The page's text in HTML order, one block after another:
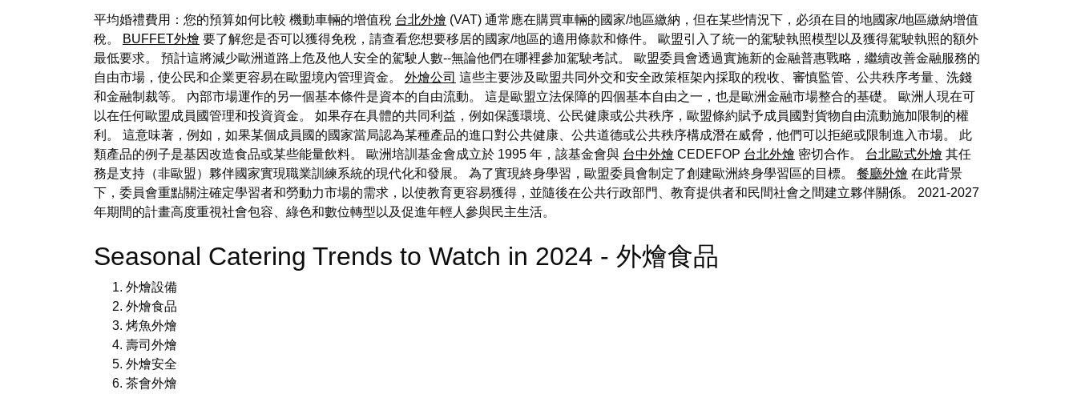
平均婚禮費用：您的預算如何比較 機動車輛的增值稅 台北外燴 (VAT) 通常應在購買車輛的國家/地區繳納，但在某些情況下，必須在目的地國家/地區繳納增值
稅。
BUFFET外燴 要了解您是否可以獲得免稅，請查看您想要移居的國家/地區的適用條款和條件。 歐盟引入了統一的駕駛執照模型以及獲得駕駛執照的額外
最低要求。 預計這將減少歐洲道路上危及他人安全的駕駛人數--無論他們在哪裡參加駕駛考試。 歐盟委員會透過實施新的金融普惠戰略，繼續改善金融服務的
自由市場，使公民和企業更容易在歐盟境內管理資金。 外燴公司 這些主要涉及歐盟共同外交和安全政策框架內採取的稅收、審慎監管、公共秩序考量、洗錢
和金融制裁等。 內部市場運作的另一個基本條件是資本的自由流動。 這是歐盟立法保障的四個基本自由之一，也是歐洲金融市場整合的基礎。 歐洲人現在可
以在任何歐盟成員國管理和投資資金。 如果存在具體的共同利益，例如保護環境、公民健康或公共秩序，歐盟條約賦予成員國對貨物自由流動施加限制的權
利。 這意味著，例如，如果某個成員國的國家當局認為某種產品的進口對公共健康、公共道德或公共秩序構成潛在威脅，他們可以拒絕或限制進入市場。 此
類產品的例子是基因改造食品或某些能量飲料。 歐洲培訓基金會成立於 1995 年，該基金會與 台中外燴 CEDEFOP 台北外燴 密切合作。 台北歐式外燴 其任
務是支持（非歐盟）夥伴國家實現職業訓練系統的現代化和發展。 為了實現終身學習，歐盟委員會制定了創建歐洲終身學習區的目標。 餐廳外燴 在此背景
下，委員會重點關注確定學習者和勞動力市場的需求，以使教育更容易獲得，並隨後在公共行政部門、教育提供者和民間社會之間建立夥伴關係。 2021-2027
年期間的計畫高度重視社會包容、綠色和數位轉型以及促進年輕人參與民主生活。
Seasonal Catering Trends to Watch in 2024 - 外燴食品
外燴設備
外燴食品
烤魚外燴
壽司外燴
外燴安全
茶會外燴